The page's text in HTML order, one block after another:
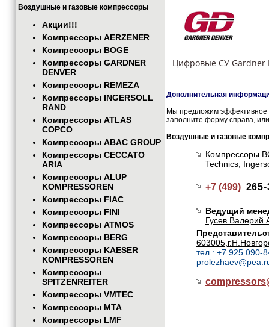
Воздушные и газовые компрессоры
Акции!!!
Компрессоры AERZENER
Компрессоры BOGE
Компрессоры GARDNER
DENVER
Компрессоры REMEZA
Компрессоры INGERSOLL
RAND
Компрессоры ATLAS
COPCO
Компрессоры ABAC GROUP
Компрессоры CECCATO
ARIA
Компрессоры ALUP
KOMPRESSOREN
Компрессоры FIAC
Компрессоры FINI
Компрессоры ATMOS
Компрессоры BERG
Компрессоры KAESER
KOMPRESSOREN
Компрессоры
SPITZENREITER
Компрессоры VMTEC
Компрессоры MTA
Компрессоры LMF
Цифровые СУ Gardner
Дополнительная
Мы предложим эффективное
заполните форму справа,
Воздушные и газовые
Компрессоры
Technics,
+7 (499)
Ведущий
Гусев Валерий
тел.: +7 925 090-